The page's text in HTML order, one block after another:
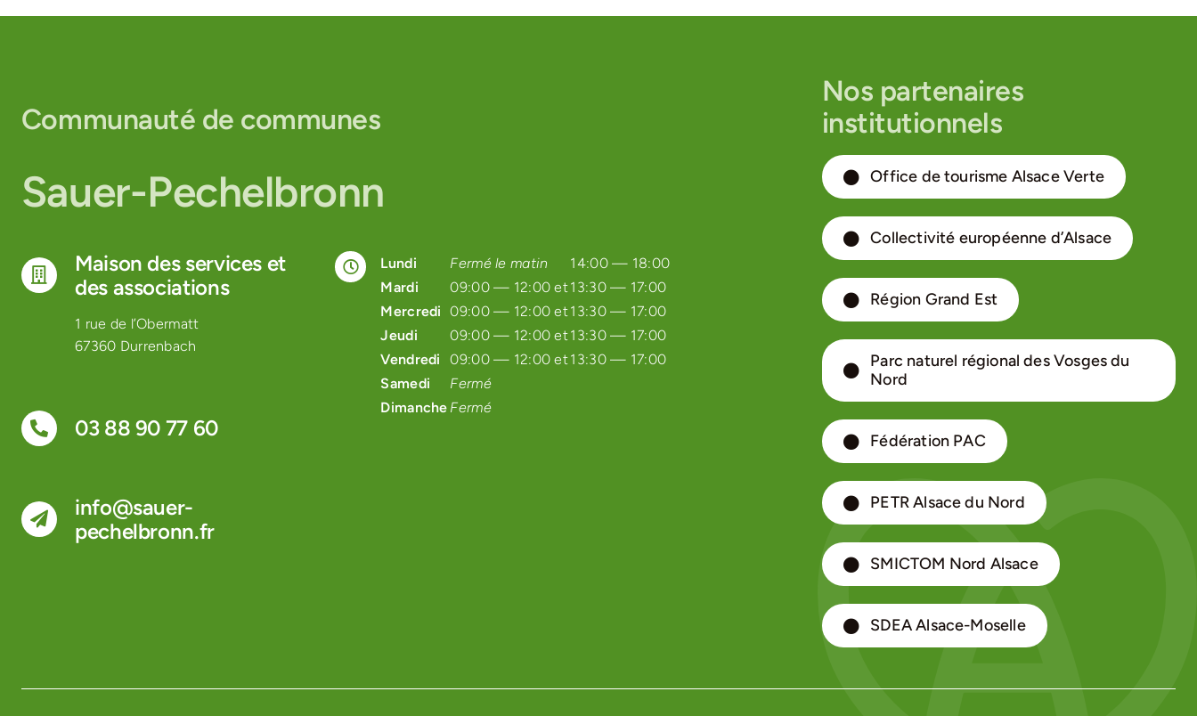
Communauté de communes
Sauer-Pechelbronn
Maison des services et
des associations
1 rue de l’Obermatt
67360 Durrenbach
03 88 90 77 60
info@sauer-
pechelbronn.fr
Lundi Fermé le matin
14:00 — 18:00
Mardi
09:00 — 12:00 et13:30 — 17:00
Mercredi 09:00 — 12:00 et13:30 — 17:00
Jeudi
09:00 — 12:00 et13:30 — 17:00
Vendredi
09:00 — 12:00 et13:30 — 17:00
Samedi
Fermé
Dimanche Fermé
Nos partenaires
institutionnels
Office de tourisme Alsace Verte
Collectivité européenne d’Alsace
Région Grand Est
Parc naturel régional des Vosges du
Nord
Fédération PAC
PETR Alsace du Nord
SMICTOM Nord Alsace
SDEA Alsace-Moselle